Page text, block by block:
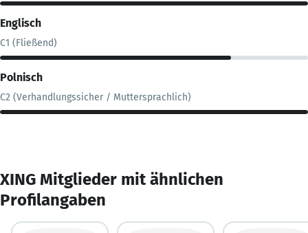
Englisch
C1 (Fließend)
Polnisch
C2 (Verhandlungssicher / Muttersprachlich)
XING Mitglieder mit ähnlichen
Profilangaben